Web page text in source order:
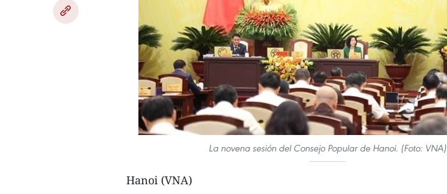
La novena sesión del Consejo Popular de Hanoi. (Foto: VNA)
Hanoi (VNA)